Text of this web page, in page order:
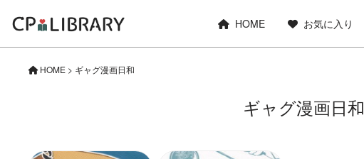
HOME お気に入り
HOME > ギャグ漫画日和
ギャグ漫画日和